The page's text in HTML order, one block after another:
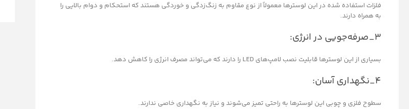
فلزات استفاده شده در این لوسترها معمولاً از نوع مقاوم به زنگ‌زدگی و خوردگی هستند که استحکام و دوام بالایی را
به همراه دارند.
۳_صرفه‌جویی در انرژی:
بسیاری از این لوسترها قابلیت نصب لامپ‌های LED را دارند که می‌تواند مصرف انرژی را کاهش دهد.
۴_نگهداری آسان:
سطوح فلزی و چوبی این لوسترها به راحتی تمیز می‌شوند و نیاز به نگهداری خاصی ندارند.